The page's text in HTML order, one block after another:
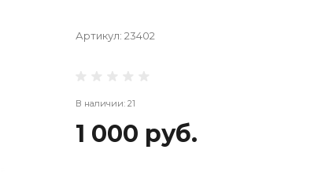
Артикул: 23402
В наличии: 21
1 000 руб.